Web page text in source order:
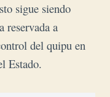
sigue siendo
reservada a
del quipu en
Estado.